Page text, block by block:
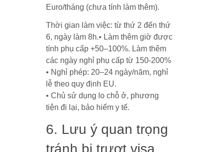
Euro/tháng (chưa tính làm thêm).
Thời gian làm việc: từ thứ 2 đến thứ
6, ngày làm 8h.• Làm thêm giờ được
tính phụ cấp +50–100%. Làm thêm
các ngày nghỉ phụ cấp từ 150-200%
• Nghỉ phép: 20–24 ngày/năm, nghỉ
lễ theo quy định EU.
• Chủ sử dụng lo chỗ ở, phương
tiện đi lại, bảo hiểm y tế.
6. Lưu ý quan trọng
tránh bị trượt visa